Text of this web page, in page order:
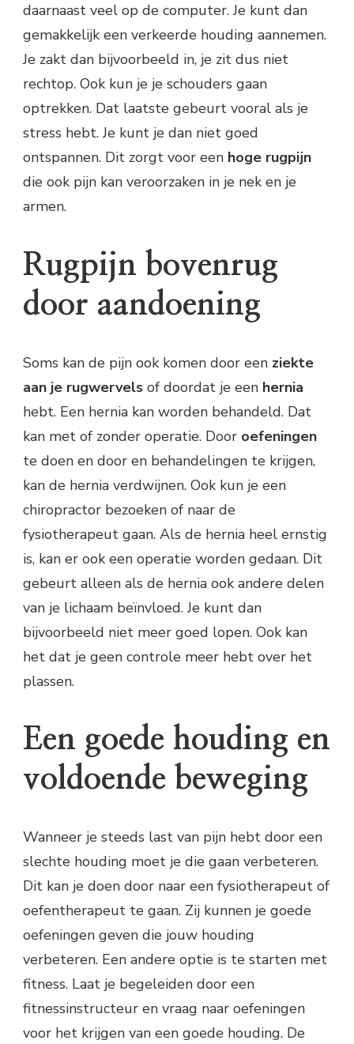
daarnaast veel op de computer. Je kunt dan
gemakkelijk een verkeerde houding aannemen.
Je zakt dan bijvoorbeeld in, je zit dus niet
rechtop. Ook kun je je schouders gaan
optrekken. Dat laatste gebeurt vooral als je
stress hebt. Je kunt je dan niet goed
ontspannen. Dit zorgt voor een hoge rugpijn
die ook pijn kan veroorzaken in je nek en je
armen.
Rugpijn bovenrug
door aandoening
Soms kan de pijn ook komen door een ziekte
aan je rugwervels of doordat je een hernia
hebt. Een hernia kan worden behandeld. Dat
kan met of zonder operatie. Door oefeningen
te doen en door en behandelingen te krijgen,
kan de hernia verdwijnen. Ook kun je een
chiropractor bezoeken of naar de
fysiotherapeut gaan. Als de hernia heel ernstig
is, kan er ook een operatie worden gedaan. Dit
gebeurt alleen als de hernia ook andere delen
van je lichaam beïnvloed. Je kunt dan
bijvoorbeeld niet meer goed lopen. Ook kan
het dat je geen controle meer hebt over het
plassen.
Een goede houding en
voldoende beweging
Wanneer je steeds last van pijn hebt door een
slechte houding moet je die gaan verbeteren.
Dit kan je doen door naar een fysiotherapeut of
oefentherapeut te gaan. Zij kunnen je goede
oefeningen geven die jouw houding
verbeteren. Een andere optie is te starten met
fitness. Laat je begeleiden door een
fitnessinstructeur en vraag naar oefeningen
voor het krijgen van een goede houding. De